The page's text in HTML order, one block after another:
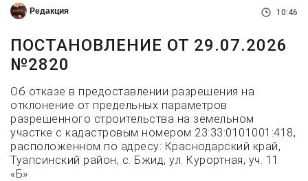
Редакция 10:46
ПОСТАНОВЛЕНИЕ ОТ 29.07.2026
№2820
Об отказе в предоставлении разрешения на
отклонение от предельных параметров
разрешенного строительства на земельном
участке с кадастровым номером 23:33:0101001:418,
расположенном по адресу: Краснодарский край,
Туапсинский район, с. Бжид, ул. Курортная, уч. 11
«Б»